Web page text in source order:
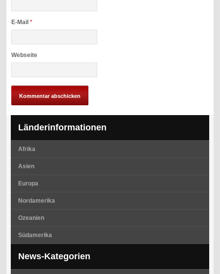
E-Mail*
Webseite
Länderinformationen
Afrika
Asien
Europa
Nordamerika
Ozeanien
Südamerika
News-Kategorien